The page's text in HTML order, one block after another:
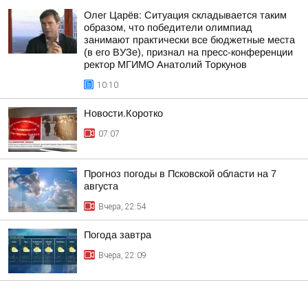
Олег Царёв: Ситуация складывается таким
образом, что победители олимпиад
занимают практически все бюджетные места
(в его ВУЗе), признал на пресс-конференции
ректор МГИМО Анатолий Торкунов
10:10
Новости.Коротко
07:07
Прогноз погоды в Псковской области на 7
августа
Вчера, 22:54
Погода завтра
Вчера, 22:09